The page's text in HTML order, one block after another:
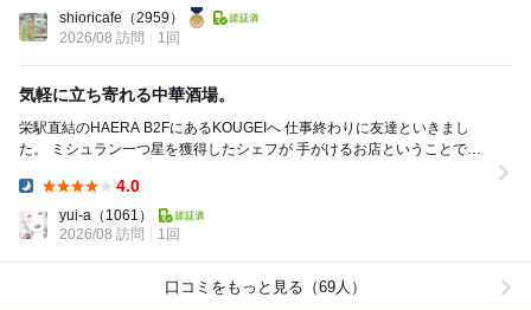
shioricafe （2959）
2026/08 訪問
1回
気軽に立ち寄れる中華酒場。
栄駅直結のHAERA B2FにあるKOUGEIへ 仕事終わりに友達といきまし
た。 ミシュラン一つ星を獲得したシェフが 手がけるお店ということで期
4.0
yui-a （1061）
2026/08 訪問
1回
口コミをもっと見る（69人）